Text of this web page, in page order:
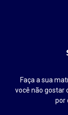
Faça a sua
você não gostar
por